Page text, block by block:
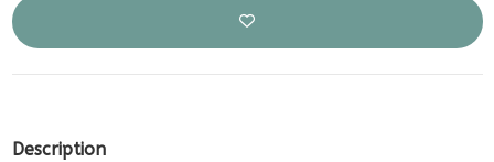
Description